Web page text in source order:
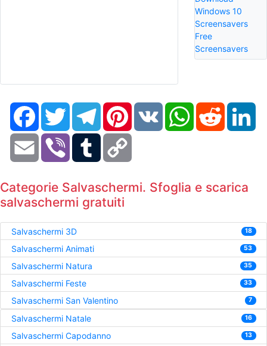
Windows 10
Screensavers
Free
Screensavers
FacebookTwitter TelegramPinterestVK WhatsAppReddit
Email Viber Tumblr
Categorie Salvaschermi. Sfoglia e scarica
salvaschermi gratuiti
Salvaschermi 3D 18
Salvaschermi Animati 53
Salvaschermi Natura 35
Salvaschermi Feste 33
Salvaschermi San Valentino 7
Salvaschermi Natale 16
Salvaschermi Capodanno 13